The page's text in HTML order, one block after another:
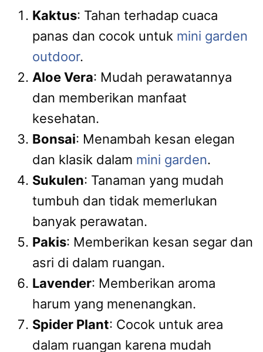
Kaktus: Tahan terhadap cuaca
panas dan cocok untuk mini garden
outdoor.
Aloe Vera: Mudah perawatannya
dan memberikan manfaat
kesehatan.
Bonsai: Menambah kesan elegan
dan klasik dalam mini garden.
Sukulen: Tanaman yang mudah
tumbuh dan tidak memerlukan
banyak perawatan.
Pakis: Memberikan kesan segar dan
asri di dalam ruangan.
Lavender: Memberikan aroma
harum yang menenangkan.
Spider Plant: Cocok untuk area
dalam ruangan karena mudah